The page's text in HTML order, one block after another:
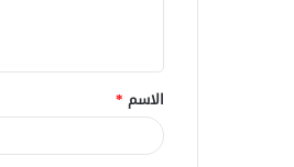
ق
*
الاسم *